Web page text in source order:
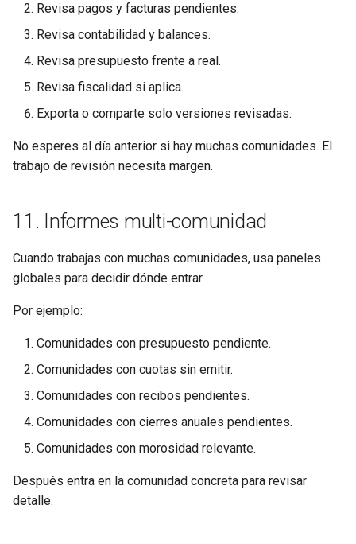
Revisa pagos y facturas pendientes.
Revisa contabilidad y balances.
Revisa presupuesto frente a real.
Revisa fiscalidad si aplica.
Exporta o comparte solo versiones revisadas.
No esperes al día anterior si hay muchas comunidades. El
trabajo de revisión necesita margen.
11. Informes multi-comunidad
Cuando trabajas con muchas comunidades, usa paneles
globales para decidir dónde entrar.
Por ejemplo:
Comunidades con presupuesto pendiente.
Comunidades con cuotas sin emitir.
Comunidades con recibos pendientes.
Comunidades con cierres anuales pendientes.
Comunidades con morosidad relevante.
Después entra en la comunidad concreta para revisar
detalle.